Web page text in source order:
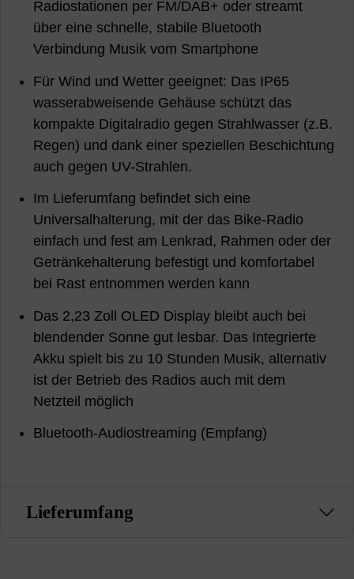
Radiostationen per FM/DAB+ oder streamt
über eine schnelle, stabile Bluetooth
Verbindung Musik vom Smartphone
Für Wind und Wetter geeignet: Das IP65
wasserabweisende Gehäuse schützt das
kompakte Digitalradio gegen Strahlwasser (z.B.
Regen) und dank einer speziellen Beschichtung
auch gegen UV-Strahlen.
Im Lieferumfang befindet sich eine
Universalhalterung, mit der das Bike-Radio
einfach und fest am Lenkrad, Rahmen oder der
Getränkehalterung befestigt und komfortabel
bei Rast entnommen werden kann
Das 2,23 Zoll OLED Display bleibt auch bei
blendender Sonne gut lesbar. Das Integrierte
Akku spielt bis zu 10 Stunden Musik, alternativ
ist der Betrieb des Radios auch mit dem
Netzteil möglich
Bluetooth-Audiostreaming (Empfang)
Lieferumfang